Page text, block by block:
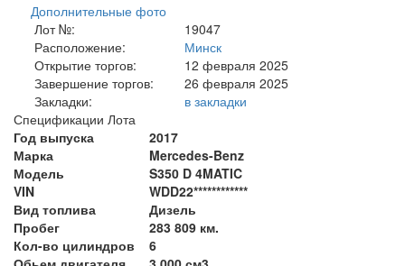
Дополнительные фото
Лот №:
19047
Расположение:
Минск
Открытие торгов:
12 февраля 2025
Завершение торгов:
26 февраля 2025
Закладки:
в закладки
Спецификации Лота
Год выпуска
2017
Марка
Mercedes-Benz
Модель
S350 D 4MATIC
VIN
WDD22************
Вид топлива
Дизель
Пробег
283 809 км.
Кол-во цилиндров
6